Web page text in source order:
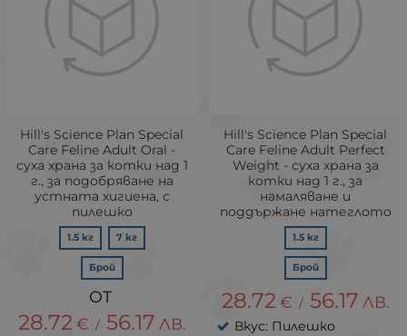
Hill's Science Plan Special
Care Feline Adult Oral -
суха храна за котки над 1
г., за подобряване на
устната хигиена, с
пилешко
1.5 кг 7 кг
Брой
28.72 € / 56.17 ЛВ.
Hill's Science Plan Special
Care Feline Adult Perfect
Weight - суха храна за
котки над 1 г., за
намаляване и
поддържане натеглото
1.5 кг
Брой
28.72 € / 56.17 ЛВ.
Вкус: Пилешко